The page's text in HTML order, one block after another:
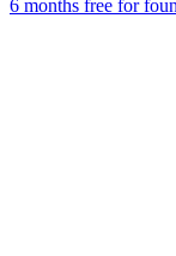
6 months free for